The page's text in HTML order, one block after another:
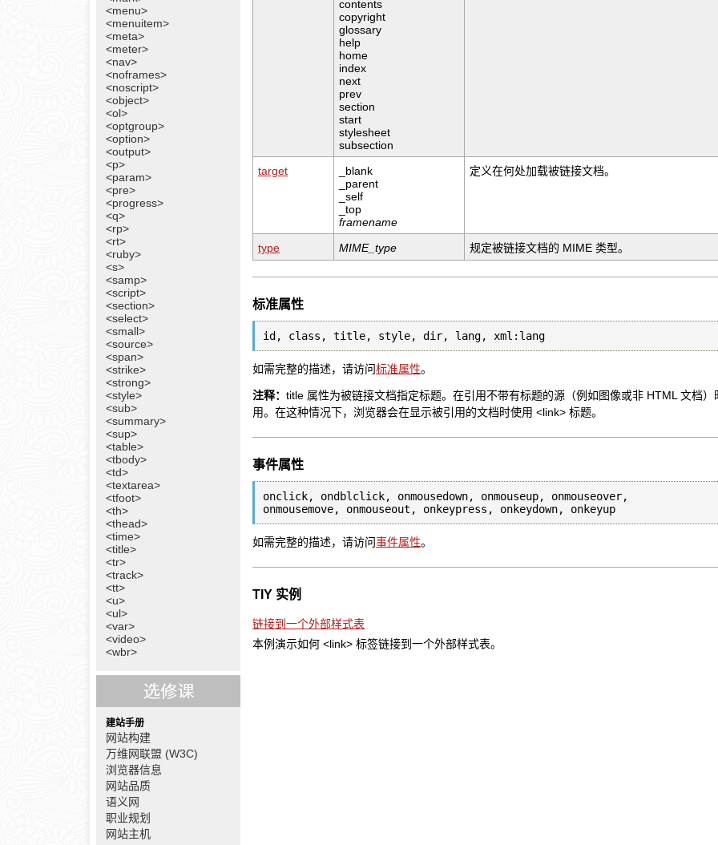
<menu>
<menuitem>
<meta>
<meter>
<nav>
<noframes>
<noscript>
<object>
<ol>
<optgroup>
<option>
<output>
<p>
<param>
<pre>
<progress>
<q>
<rp>
<rt>
<ruby>
<s>
<samp>
<script>
<section>
<select>
<small>
<source>
<span>
<strike>
<strong>
<style>
<sub>
<summary>
<sup>
<table>
<tbody>
<td>
<textarea>
<tfoot>
<th>
<thead>
<time>
<title>
<tr>
<track>
<tt>
<u>
<ul>
<var>
<video>
<wbr>
建站手册
网站构建
万维网联盟 (W3C)
浏览器信息
网站品质
语义网
职业规划
网站主机
contents
copyright
glossary
help
home
index
next
prev
section
start
stylesheet
subsection
target
_blank
_parent
_self
_top
framename
定义在何处加载被链接文档。
type MIME_type 规定被链接文档的 MIME 类型。
标准属性
id, class, title, style, dir, lang, xml:lang
如需完整的描述，请访问标准属性。
注释： title 属性为被链接文档指定标题。在引用不带有标题的源（例如图像或非 HTML 文档）
用。在这种情况下，浏览器会在显示被引用的文档时使用 <link> 标题。
事件属性
onclick, ondblclick, onmousedown, onmouseup, onmouseover,
如需完整的描述，请访问事件属性。
TIY 实例
链接到一个外部样式表
本例演示如何 <link> 标签链接到一个外部样式表。